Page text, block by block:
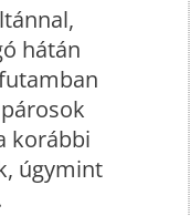
hátán
korábbi
úgymint